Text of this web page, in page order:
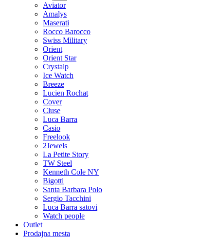
Aviator
Amalys
Maserati
Rocco Barocco
Swiss Military
Orient
Orient Star
Crystalp
Ice Watch
Breeze
Lucien Rochat
Cover
Cluse
Luca Barra
Casio
Freelook
2Jewels
La Petite Story
TW Steel
Kenneth Cole NY
Bigotti
Santa Barbara Polo
Sergio Tacchini
Luca Barra satovi
Watch people
Outlet
Prodajna mesta